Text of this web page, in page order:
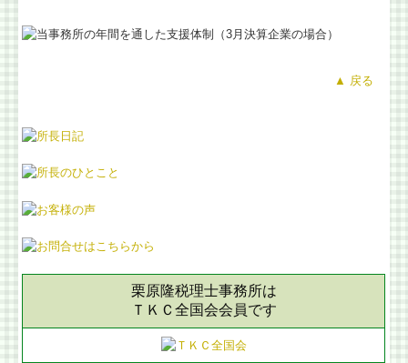
栗原隆税理士事務所は
ＴＫＣ全国会会員です
▲ 戻る